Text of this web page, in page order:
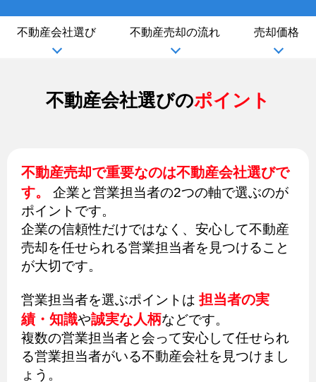
不動産会社選び 不動産売却の流れ 売却価格
不動産会社選びのポイント
不動産売却で重要なのは不動産会社選びで
す。
企業と営業担当者の2つの軸で選ぶのが
ポイントです。
企業の信頼性だけではなく、安心して不動産
売却を任せられる営業担当者を見つけること
が大切です。
営業担当者を選ぶポイントは 担当者の実
績・知識や誠実な人柄などです。
複数の営業担当者と会って安心して任せられ
る営業担当者がいる不動産会社を見つけまし
ょう。